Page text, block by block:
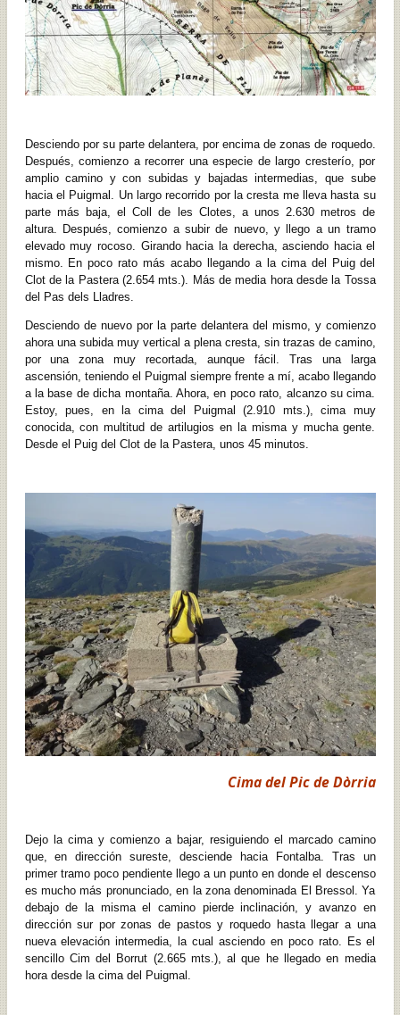
Desciendo por su parte delantera, por encima de zonas de roquedo.
Después, comienzo a recorrer una especie de largo cresterío, por
amplio camino y con subidas y bajadas intermedias, que sube
hacia el Puigmal. Un largo recorrido por la cresta me lleva hasta su
parte más baja, el Coll de les Clotes, a unos 2.630 metros de
altura. Después, comienzo a subir de nuevo, y llego a un tramo
elevado muy rocoso. Girando hacia la derecha, asciendo hacia el
mismo. En poco rato más acabo llegando a la cima del Puig del
Clot de la Pastera (2.654 mts.). Más de media hora desde la Tossa
del Pas dels Lladres.
Desciendo de nuevo por la parte delantera del mismo, y comienzo
ahora una subida muy vertical a plena cresta, sin trazas de camino,
por una zona muy recortada, aunque fácil. Tras una larga
ascensión, teniendo el Puigmal siempre frente a mí, acabo llegando
a la base de dicha montaña. Ahora, en poco rato, alcanzo su cima.
Estoy, pues, en la cima del Puigmal (2.910 mts.), cima muy
conocida, con multitud de artilugios en la misma y mucha gente.
Desde el Puig del Clot de la Pastera, unos 45 minutos.
Cima del Pic de Dòrria
Dejo la cima y comienzo a bajar, resiguiendo el marcado camino
que, en dirección sureste, desciende hacia Fontalba. Tras un
primer tramo poco pendiente llego a un punto en donde el descenso
es mucho más pronunciado, en la zona denominada El Bressol. Ya
debajo de la misma el camino pierde inclinación, y avanzo en
dirección sur por zonas de pastos y roquedo hasta llegar a una
nueva elevación intermedia, la cual asciendo en poco rato. Es el
sencillo Cim del Borrut (2.665 mts.), al que he llegado en media
hora desde la cima del Puigmal.